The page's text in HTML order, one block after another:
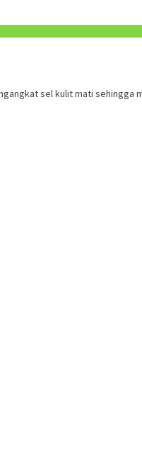
sel kulit mati